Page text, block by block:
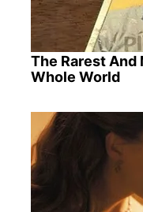
The Rarest And
Whole World